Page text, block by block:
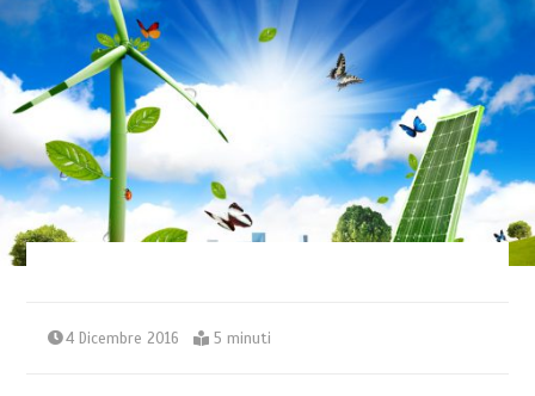
4 Dicembre 2016 5 minuti